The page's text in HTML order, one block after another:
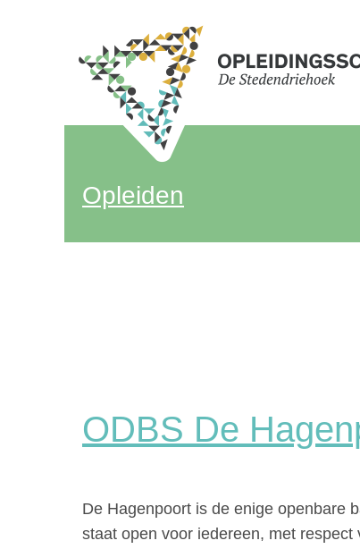
Opleiden
ODBS De
De Hagenpoort is de enige openbare
staat open voor iedereen, met